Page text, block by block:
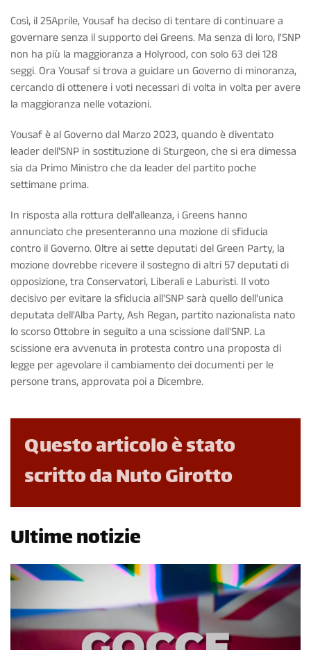
Così, il 25Aprile, Yousaf ha deciso di tentare di continuare a
governare senza il supporto dei Greens. Ma senza di loro, l'SNP
non ha più la maggioranza a Holyrood, con solo 63 dei 128
seggi. Ora Yousaf si trova a guidare un Governo di minoranza,
cercando di ottenere i voti necessari di volta in volta per avere
la maggioranza nelle votazioni.
Yousaf è al Governo dal Marzo 2023, quando è diventato
leader dell'SNP in sostituzione di Sturgeon, che si era dimessa
sia da Primo Ministro che da leader del partito poche
settimane prima.
In risposta alla rottura dell'alleanza, i Greens hanno
annunciato che presenteranno una mozione di sfiducia
contro il Governo. Oltre ai sette deputati del Green Party, la
mozione dovrebbe ricevere il sostegno di altri 57 deputati di
opposizione, tra Conservatori, Liberali e Laburisti. Il voto
decisivo per evitare la sfiducia all'SNP sarà quello dell'unica
deputata dell'Alba Party, Ash Regan, partito nazionalista nato
lo scorso Ottobre in seguito a una scissione dall'SNP. La
scissione era avvenuta in protesta contro una proposta di
legge per agevolare il cambiamento dei documenti per le
persone trans, approvata poi a Dicembre.
Questo articolo è stato
scritto da Nuto Girotto
Ultime notizie